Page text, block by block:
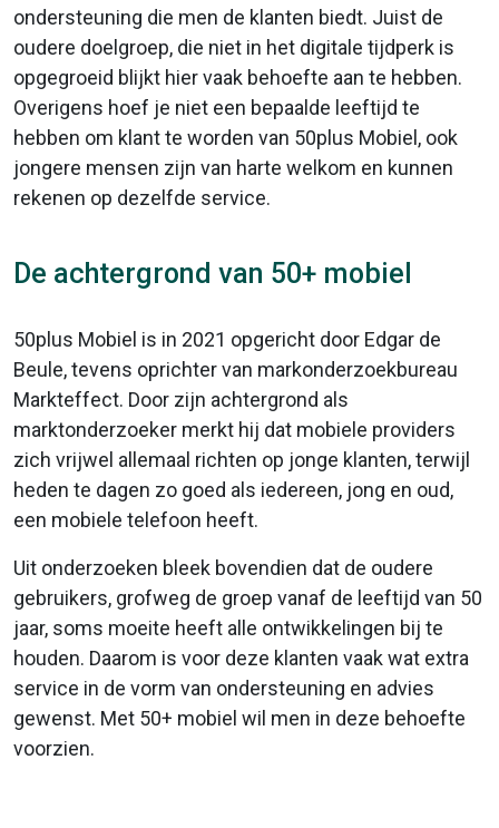
ondersteuning die men de klanten biedt. Juist de
oudere doelgroep, die niet in het digitale tijdperk is
opgegroeid blijkt hier vaak behoefte aan te hebben.
Overigens hoef je niet een bepaalde leeftijd te
hebben om klant te worden van 50plus Mobiel, ook
jongere mensen zijn van harte welkom en kunnen
rekenen op dezelfde service.
De achtergrond van 50+ mobiel
50plus Mobiel is in 2021 opgericht door Edgar de
Beule, tevens oprichter van markonderzoekbureau
Markteffect. Door zijn achtergrond als
marktonderzoeker merkt hij dat mobiele providers
zich vrijwel allemaal richten op jonge klanten, terwijl
heden te dagen zo goed als iedereen, jong en oud,
een mobiele telefoon heeft.
Uit onderzoeken bleek bovendien dat de oudere
gebruikers, grofweg de groep vanaf de leeftijd van 50
jaar, soms moeite heeft alle ontwikkelingen bij te
houden. Daarom is voor deze klanten vaak wat extra
service in de vorm van ondersteuning en advies
gewenst. Met 50+ mobiel wil men in deze behoefte
voorzien.